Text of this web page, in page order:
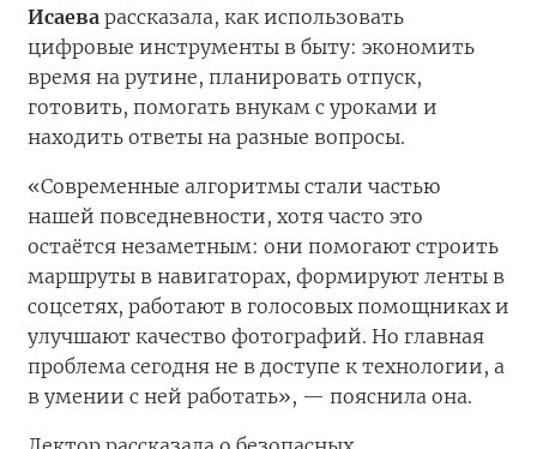
Исаева рассказала, как использовать
цифровые инструменты в быту: экономить
время на рутине, планировать отпуск,
готовить, помогать внукам с уроками и
находить ответы на разные вопросы.
«Современные алгоритмы стали частью
нашей повседневности, хотя часто это
остаётся незаметным: они помогают строить
маршруты в навигаторах, формируют ленты в
соцсетях, работают в голосовых помощниках и
улучшают качество фотографий. Но главная
проблема сегодня не в доступе к технологии, а
в умении с ней работать», — пояснила она.